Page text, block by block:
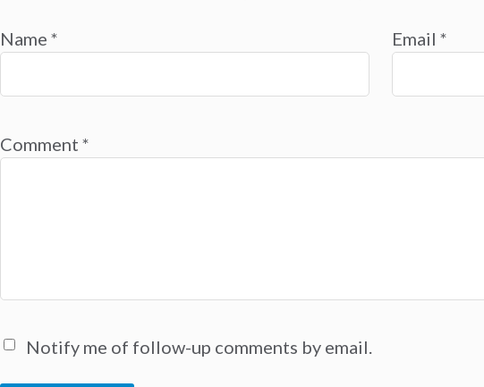
Name * Email *
Comment *
Notify me of follow-up comments by email.